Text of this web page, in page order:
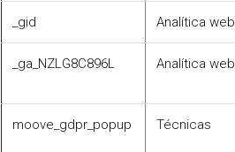
_gid Analítica web
_ga_NZLG8C896L Analítica web
moove_gdpr_popup Técnicas